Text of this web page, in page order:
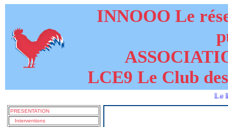
INNOOO Le
LCE9 Le Club
Le livre de
PRESENTATION
Interventions